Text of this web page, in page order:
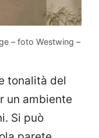
– foto Westwing –
tonalità del
un ambiente
Si può